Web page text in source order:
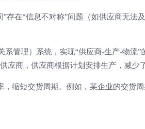
存在“信息不对称”问题（如供应商无法
系管理）系统，实现“供应商-生产-物流
应商，供应商根据计划安排生产，减少
，缩短交货周期。例如，某企业的交货